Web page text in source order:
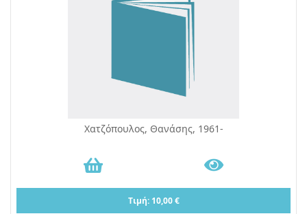
Χατζόπουλος, Θανάσης, 1961-
Τιμή: 10,00 €